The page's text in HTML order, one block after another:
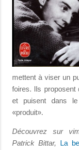
mettent à viser un
foires. Ils proposent
et puisent dans le
«produit».
Découvrez sur
Patrick Bittar, La